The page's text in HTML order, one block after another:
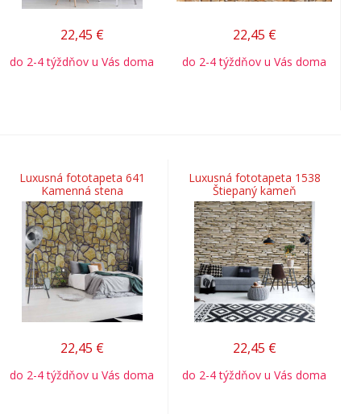
22,45 €
do 2-4 týždňov u Vás doma
22,45 €
do 2-4 týždňov u Vás doma
Luxusná fototapeta 641
Kamenná stena
22,45 €
do 2-4 týždňov u Vás doma
Luxusná fototapeta 1538
Štiepaný kameň
22,45 €
do 2-4 týždňov u Vás doma